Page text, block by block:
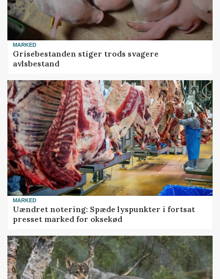
MARKED
Grisebestanden stiger trods svagere
avlsbestand
MARKED
Uændret notering: Spæde lyspunkter i fortsat
presset marked for oksekød